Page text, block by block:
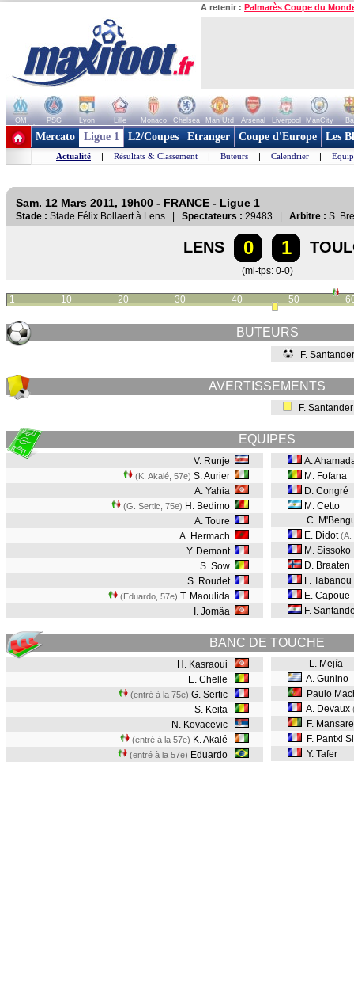
A retenir : Palmarès Coupe du
OM PSG Lyon Lille Monaco Chelsea Man Utd Arsenal Liverpool ManCity
+ de clubs
Mercato Ligue 1 L2/Coupes Etranger Coupe d'Europe Les
Actualité | Résultats & Classement | Buteurs | Calendrier |
Sam. 12 Mars 2011, 19h00 - FRANCE - Ligue 1
Stade : Stade Félix Bollaert à Lens | Spectateurs : 29483 | Arbitre : S. Bre
LENS 0 1
(mi-tps: 0-0)
1 10 20 30 40 50
BUTEURS
F.
AVERTISSEMENTS
F.
EQUIPES
V. Runje
(K. Akalé, 57e) S. Aurier
A. Yahia
(G. Sertic, 75e) H. Bedimo
A. Toure
A. Hermach
Y. Demont
S. Sow
S. Roudet
(Eduardo, 57e) T. Maoulida
I. Jomâa
A.
M. Fofana
D. Congré
M. Cetto
C.
E. Didot(A.
M. Sissoko
D. Braaten
F. Tabanou
E. Capoue
F.
BANC DE TOUCHE
H. Kasraoui
E. Chelle
(entré à la 75e) G. Sertic
S. Keita
N. Kovacevic
(entré à la 57e) K. Akalé
(entré à la 57e) Eduardo
L. Mejía
A. Gunino
Paulo
A. Devaux
F.
F. Pantxi
Y. Tafer